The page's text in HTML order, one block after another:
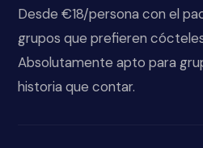
Desde €18/persona con el
grupos que prefieren
Absolutamente apto para
historia que contar.